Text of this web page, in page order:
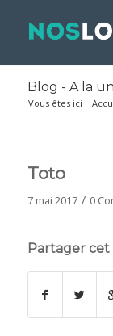
Blog - A la
Vous êtes ici :
Toto
7 mai 2017 / 0
Partager cet